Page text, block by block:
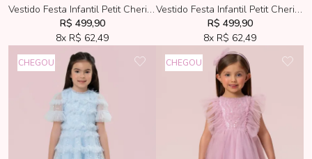
Vestido Festa Infantil Petit Cherie Tule Bege Com Babado
R$ 499,90
8x R$ 62,49
Vestido Festa Infantil Petit Cherie Branco Com Bordados
R$ 499,90
8x R$ 62,49
CHEGOU CHEGOU